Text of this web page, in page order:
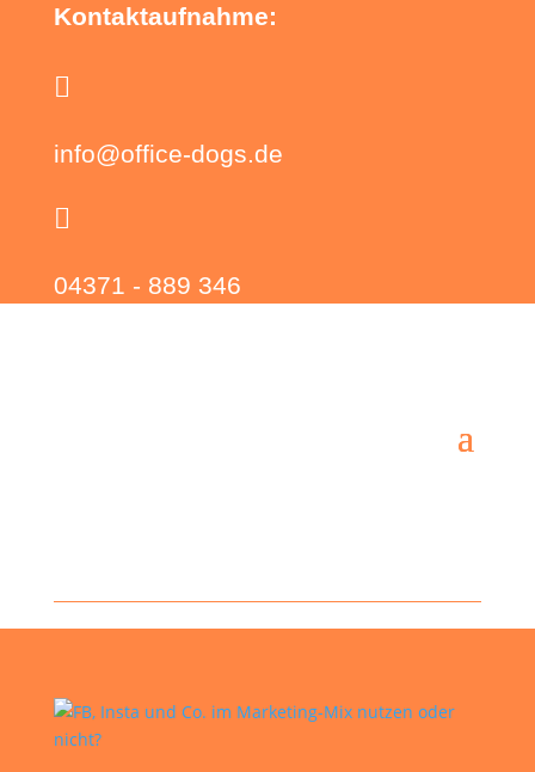
Kontaktaufnahme:

info@office-dogs.de

04371 - 889 346